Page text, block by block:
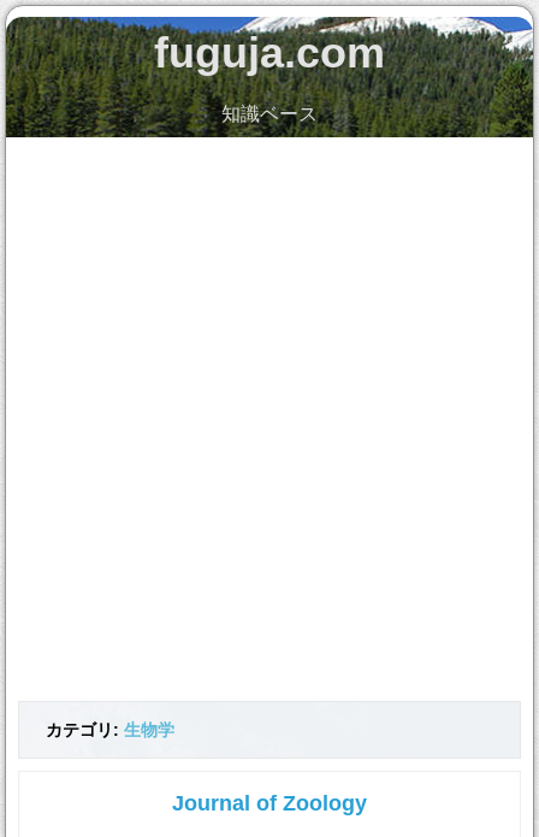
fuguja.com
知識ベース
カテゴリ:生物学
Journal of Zoology